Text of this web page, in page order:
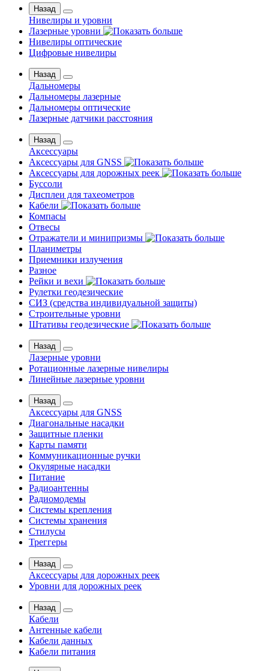
Назад
Нивелиры и уровни
Лазерные уровни
Нивелиры оптические
Цифровые нивелиры
Назад
Дальномеры
Дальномеры лазерные
Дальномеры оптические
Лазерные датчики расстояния
Назад
Аксессуары
Аксессуары для GNSS
Аксессуары для дорожных реек
Буссоли
Дисплеи для тахеометров
Кабели
Компасы
Отвесы
Отражатели и минипризмы
Планиметры
Приемники излучения
Разное
Рейки и вехи
Рулетки геодезические
СИЗ (средства индивидуальной защиты)
Строительные уровни
Штативы геодезические
Назад
Лазерные уровни
Ротационные лазерные нивелиры
Линейные лазерные уровни
Назад
Аксессуары для GNSS
Диагональные насадки
Защитные пленки
Карты памяти
Коммуникационные ручки
Окулярные насадки
Питание
Радиоантенны
Радиомодемы
Системы крепления
Системы хранения
Стилусы
Треггеры
Назад
Аксессуары для дорожных реек
Уровни для дорожных реек
Назад
Кабели
Антенные кабели
Кабели данных
Кабели питания